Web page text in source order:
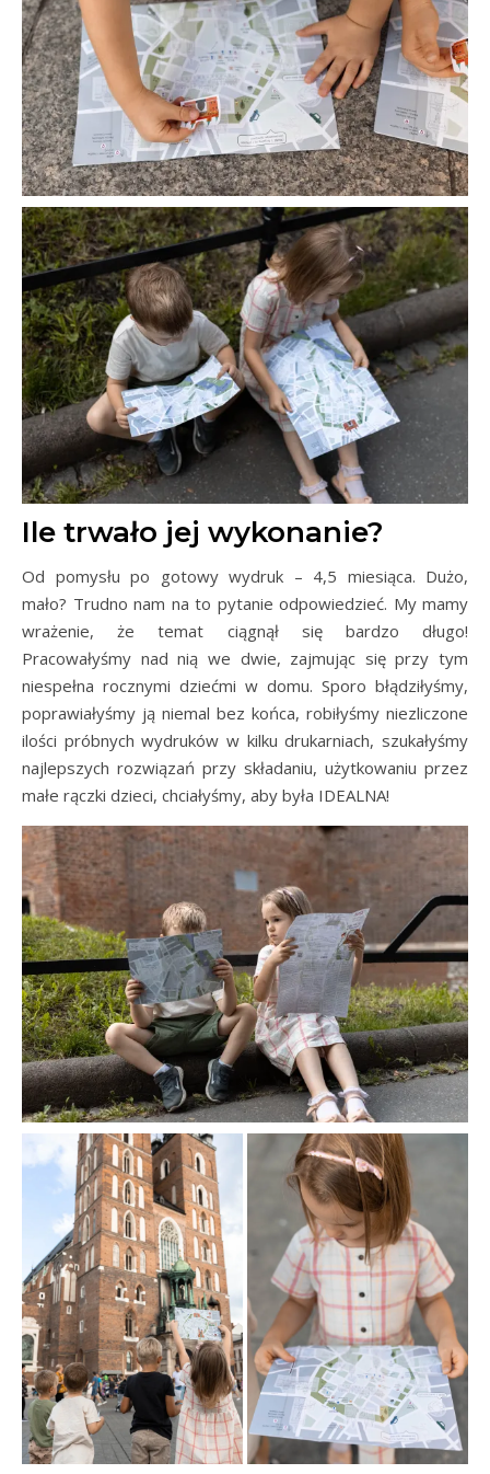
Ile trwało jej wykonanie?
Od pomysłu po gotowy wydruk – 4,5 miesiąca. Dużo,
mało? Trudno nam na to pytanie odpowiedzieć. My mamy
wrażenie, że temat ciągnął się bardzo długo!
Pracowałyśmy nad nią we dwie, zajmując się przy tym
niespełna rocznymi dziećmi w domu. Sporo błądziłyśmy,
poprawiałyśmy ją niemal bez końca, robiłyśmy niezliczone
ilości próbnych wydruków w kilku drukarniach, szukałyśmy
najlepszych rozwiązań przy składaniu, użytkowaniu przez
małe rączki dzieci, chciałyśmy, aby była IDEALNA!